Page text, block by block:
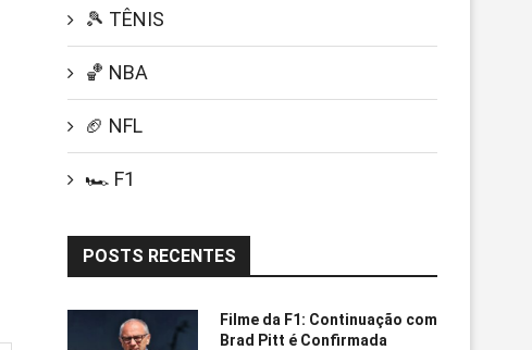
🎾 TÊNIS
🏀 NBA
🏈 NFL
🏎️ F1
POSTS RECENTES
Filme da F1: Continuação com
Brad Pitt é Confirmada